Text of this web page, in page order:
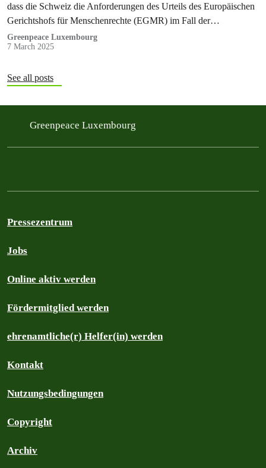
dass die Schweiz die Anforderungen des Urteils des Europäischen
Gerichtshofs für Menschenrechte (EGMR) im Fall der
KlimaSeniorinnen noch nicht erfüllt. Die Schweiz bleibt den
Beweis schuldig...
Greenpeace Luxembourg
7 March 2025
See all posts
Greenpeace Luxembourg
Pressezentrum
Jobs
Online aktiv werden
Fördermitglied werden
ehrenamtliche(r) Helfer(in) werden
Kontakt
Nutzungsbedingungen
Copyright
Archiv